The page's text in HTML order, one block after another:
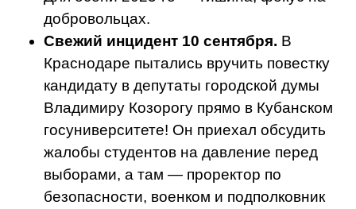
добровольцах.
Свежий инцидент 10 сентября. В
Краснодаре пытались вручить повестку
кандидату в депутаты городской думы
Владимиру Козорогу прямо в Кубанском
госуниверситете! Он приехал обсудить
жалобы студентов на давление перед
выборами, а там — проректор по
безопасности, военком и подполковник